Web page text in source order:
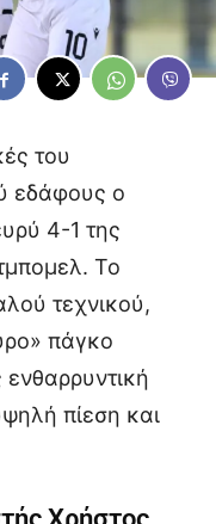
του
εδάφους ο
4-1 της
Το
τεχνικού,
πάγκο
πίεση και